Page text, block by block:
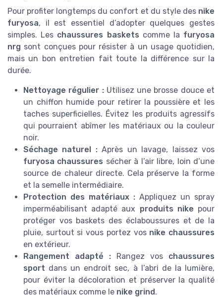
Pour profiter longtemps du confort et du style des nike
furyosa, il est essentiel d’adopter quelques gestes
simples. Les chaussures baskets comme la furyosa
nrg sont conçues pour résister à un usage quotidien,
mais un bon entretien fait toute la différence sur la
durée.
Nettoyage régulier :Utilisez une brosse douce et
un chiffon humide pour retirer la poussière et les
taches superficielles. Évitez les produits agressifs
qui pourraient abîmer les matériaux ou la couleur
noir.
Séchage naturel :Après un lavage, laissez vos
furyosa chaussures sécher à l’air libre, loin d’une
source de chaleur directe. Cela préserve la forme
et la semelle intermédiaire.
Protection des matériaux : Appliquez un spray
imperméabilisant adapté aux produits nike pour
protéger vos baskets des éclaboussures et de la
pluie, surtout si vous portez vos nike chaussures
en extérieur.
Rangement adapté : Rangez vos chaussures
sport dans un endroit sec, à l’abri de la lumière,
pour éviter la décoloration et préserver la qualité
des matériaux comme le nike grind.